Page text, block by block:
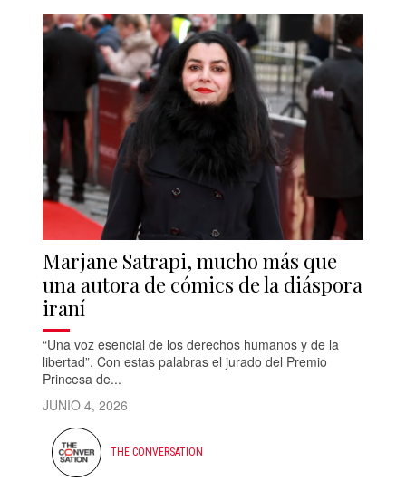
Marjane Satrapi, mucho más que
una autora de cómics de la diáspora
iraní
“Una voz esencial de los derechos humanos y de la
libertad”. Con estas palabras el jurado del Premio
Princesa de...
JUNIO 4, 2026
THE CONVERSATION